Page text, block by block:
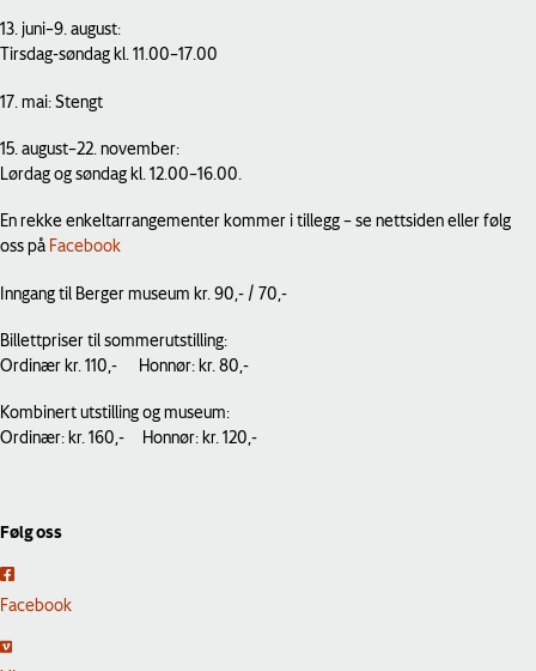
13. juni–9. august:
Tirsdag-søndag kl. 11.00–17.00
17. mai: Stengt
15. august–22. november:
Lørdag og søndag kl. 12.00–16.00.
En rekke enkeltarrangementer kommer i tillegg – se nettsiden eller følg
oss på Facebook
Inngang til Berger museum kr. 90,- / 70,-
Billettpriser til sommerutstilling:
Ordinær kr. 110,- Honnør: kr. 80,-
Kombinert utstilling og museum:
Ordinær: kr. 160,- Honnør: kr. 120,-
Følg oss
L
e
Facebook
L